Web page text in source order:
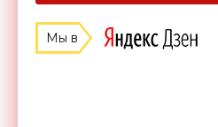
Мы в